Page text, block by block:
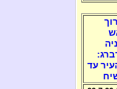
עד